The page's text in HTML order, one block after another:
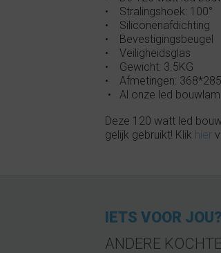
• Stralingshoek: 100°
• Siliconenafdichting
• Bevestigingsbeugel
• Veiligheidsglas
• Gewicht: 3.5KG
• Afmetingen:
• Al onze led
Deze 120 watt led
gelijk gebruikt! Klik hier
IETS VOOR JOU?
ANDERE